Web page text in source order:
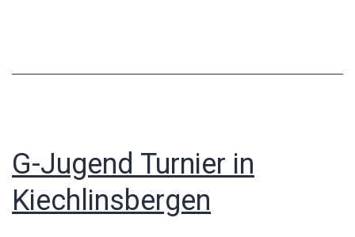
G-Jugend Turnier in
Kiechlinsbergen